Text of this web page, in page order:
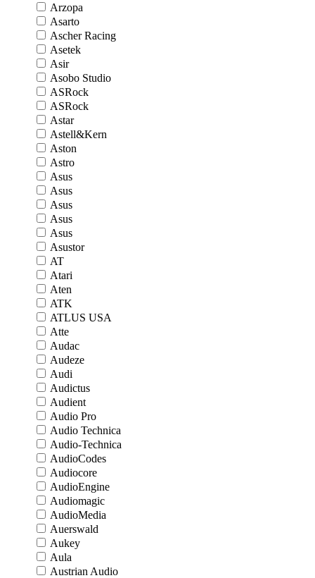
Arzopa
Asarto
Ascher Racing
Asetek
Asir
Asobo Studio
ASRock
ASRock
Astar
Astell&Kern
Aston
Astro
Asus
Asus
Asus
Asus
Asus
Asustor
AT
Atari
Aten
ATK
ATLUS USA
Atte
Audac
Audeze
Audi
Audictus
Audient
Audio Pro
Audio Technica
Audio-Technica
AudioCodes
Audiocore
AudioEngine
Audiomagic
AudioMedia
Auerswald
Aukey
Aula
Austrian Audio